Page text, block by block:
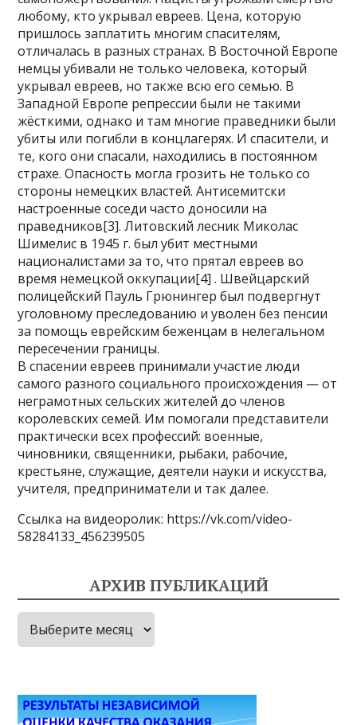
любому, кто укрывал евреев. Цена, которую
пришлось заплатить многим спасителям,
отличалась в разных странах. В Восточной Европе
немцы убивали не только человека, который
укрывал евреев, но также всю его семью. В
Западной Европе репрессии были не такими
жёсткими, однако и там многие праведники были
убиты или погибли в концлагерях. И спасители, и
те, кого они спасали, находились в постоянном
страхе. Опасность могла грозить не только со
стороны немецких властей. Антисемитски
настроенные соседи часто доносили на
праведников[3]. Литовский лесник Миколас
Шимелис в 1945 г. был убит местными
националистами за то, что прятал евреев во
время немецкой оккупации[4] . Швейцарский
полицейский Пауль Грюнингер был подвергнут
уголовному преследованию и уволен без пенсии
за помощь еврейским беженцам в нелегальном
пересечении границы.
В спасении евреев принимали участие люди
самого разного социального происхождения — от
неграмотных сельских жителей до членов
королевских семей. Им помогали представители
практически всех профессий: военные,
чиновники, священники, рыбаки, рабочие,
крестьяне, служащие, деятели науки и искусства,
учителя, предприниматели и так далее.
Ссылка на видеоролик: https://vk.com/video-
58284133_456239505
АРХИВ ПУБЛИКАЦИЙ
Архив
публикаций